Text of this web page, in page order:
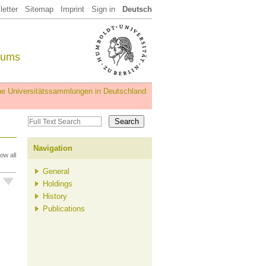
Sitemap Imprint Sign in Deutsch
Universitätssammlungen in Deutschland
all
Navigation
General
Holdings
History
Publications